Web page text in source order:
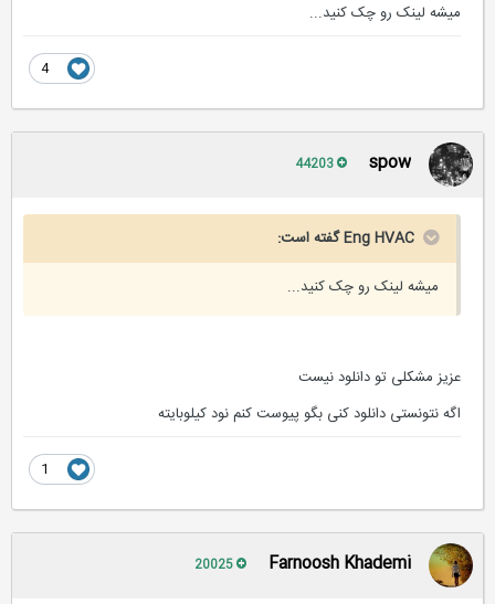
میشه لینک رو چک کنید...
spow
Eng HVAC گفته است:
میشه لینک رو چک کنید...
عزیز مشکلی تو دانلود نیست
اگه نتونستی دانلود کنی بگو پیوست کنم نود کیلوبایته
Farnoosh Khademi